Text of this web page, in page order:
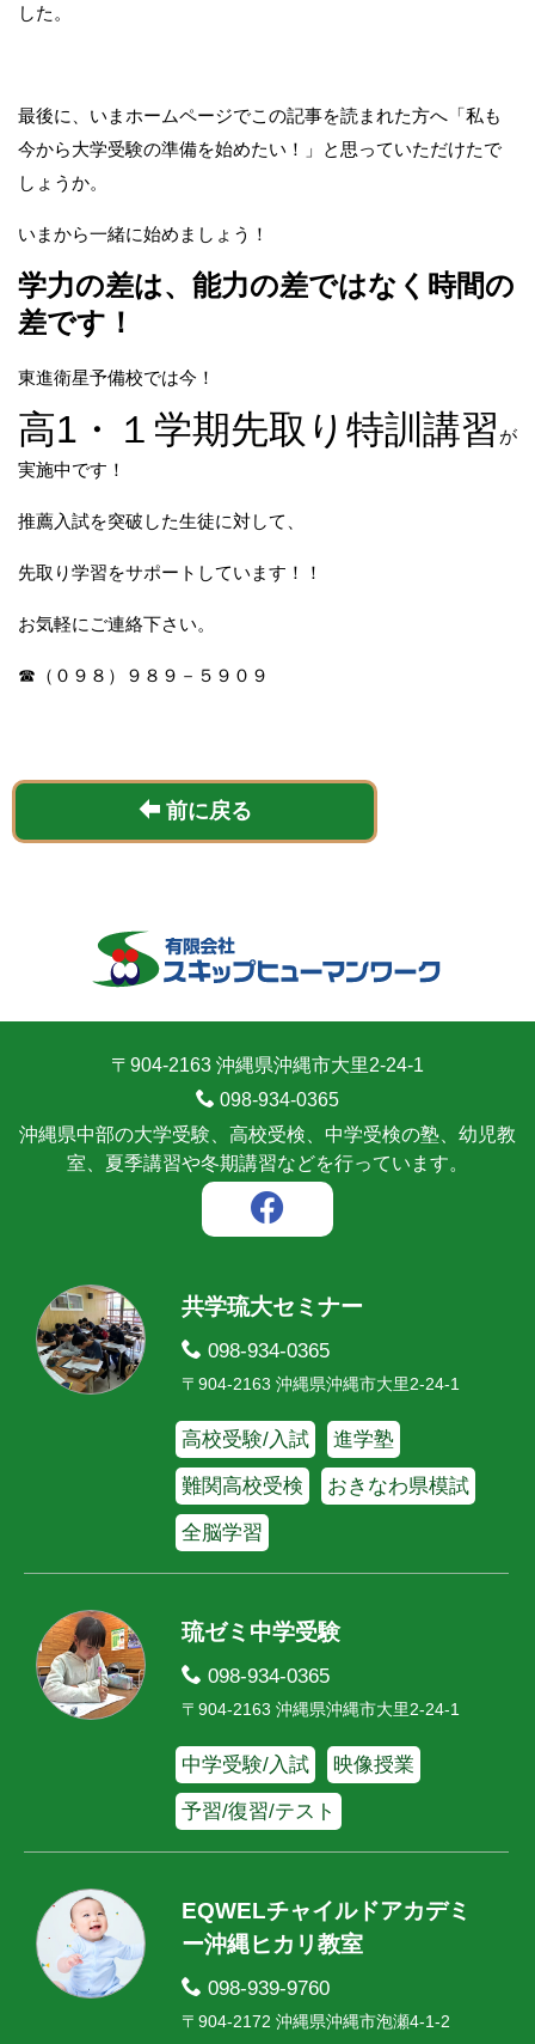
した。
最後に、いまホームページでこの記事を読まれた方へ「私も
今から大学受験の準備を始めたい！」と思っていただけたで
しょうか。
いまから一緒に始めましょう！
学力の差は、能力の差ではなく時間の
差です！
東進衛星予備校では今！
高1・１学期先取り特訓講習 が
実施中です！
推薦入試を突破した生徒に対して、
先取り学習をサポートしています！！
お気軽にご連絡下さい。
☎（０９８）９８９－５９０９
前に戻る
〒904-2163 沖縄県沖縄市大里2-24-1
098-934-0365
沖縄県中部の大学受験、高校受検、中学受検の塾、幼児教
室、夏季講習や冬期講習などを行っています。
共学琉大セミナー
098-934-0365
〒904-2163 沖縄県沖縄市大里2-24-1
高校受験/入試 進学塾
難関高校受検 おきなわ県模試
全脳学習
琉ゼミ中学受験
098-934-0365
〒904-2163 沖縄県沖縄市大里2-24-1
中学受験/入試 映像授業
予習/復習/テスト
EQWELチャイルドアカデミ
ー沖縄ヒカリ教室
098-939-9760
〒904-2172 沖縄県沖縄市泡瀬4-1-2